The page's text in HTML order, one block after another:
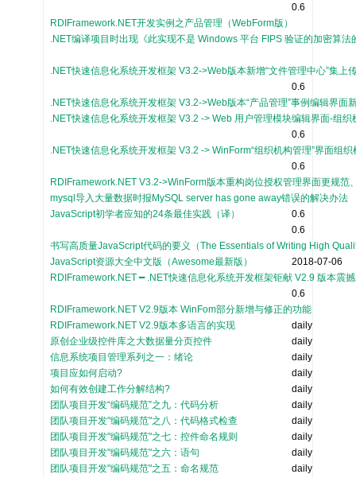
0.6
RDIFramework.NET开发实例之产品管理（WebForm版）
.NET编译项目时出现《此实现不是 Windows 平台 FIPS 验证的加密算法
.NET快速信息化系统开发框架 V3.2->Web版本新增“文件管理中心”集
0.6
.NET快速信息化系统开发框架 V3.2->Web版本“产品管理”事例编辑界面
.NET快速信息化系统开发框架 V3.2 -> Web 用户管理模块编辑界面-组
0.6
.NET快速信息化系统开发框架 V3.2 -> WinForm“组织机构管理”界面组
0.6
RDIFramework.NET V3.2->WinForm版本重构岗位授权管理界面更规范
mysql导入大量数据时报MySQL server has gone away错误的解决办法
0.6
JavaScript初学者应知的24条最佳实践（译）
0.6
书写高质量JavaScript代码的要义（The Essentials of Writing High
JavaScript资源大全中文版（Awesome最新版）
2018-07-06
RDIFramework.NET ━ .NET快速信息化系统开发框架钜献 V2.9 版本震
0.6
RDIFramework.NET V2.9版本 WinFom部分新增与修正的功能
RDIFramework.NET V2.9版本多语言的实现
daily
原创企业级控件库之大数据量分页控件
daily
信息系统项目管理系列之一：绪论
daily
项目应如何启动?
daily
如何有效创建工作分解结构?
daily
团队项目开发“编码规范”之九：代码分析
daily
团队项目开发"编码规范"之八：代码格式检查
daily
团队项目开发"编码规范"之七：控件命名规则
daily
团队项目开发"编码规范"之六：语句
daily
团队项目开发"编码规范"之五：命名规范
daily